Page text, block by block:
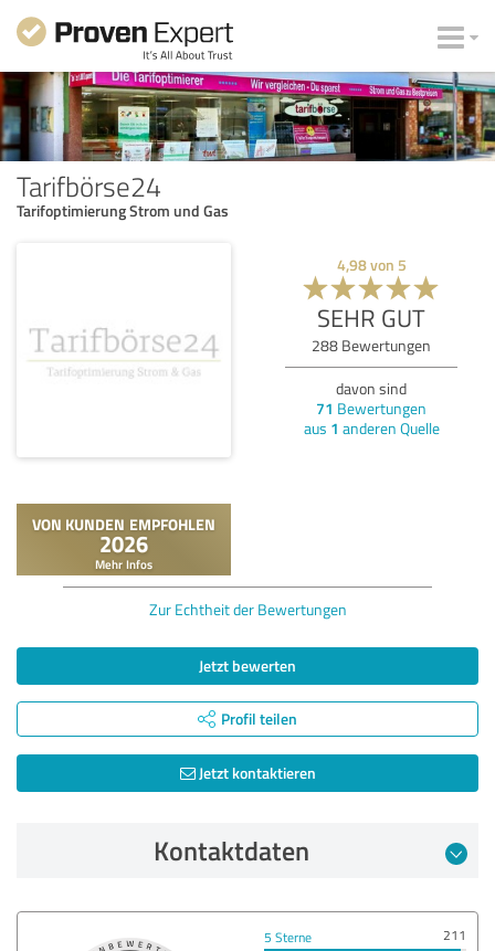
Tarifbörse24
Tarifoptimierung Strom und Gas
4,98von 5
SEHR GUT
288 Bewertungen
davon sind
71 Bewertungen
aus 1 anderen Quelle
Zur Echtheit der Bewertungen
Jetzt bewerten
Profil teilen
Jetzt kontaktieren
Kontaktdaten
5 Sterne
211